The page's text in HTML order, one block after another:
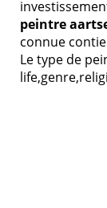
peintre
connue
Le type de